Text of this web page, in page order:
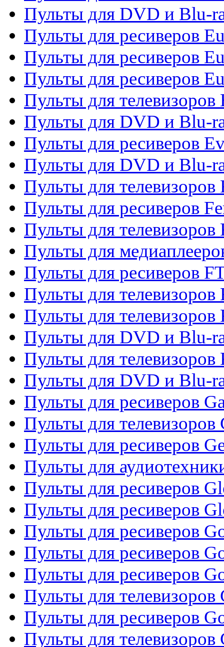
Пульты для DVD и Blu-
Пульты для ресиверов
Пульты для ресиверов
Пульты для ресиверов
Пульты для телевизоров
Пульты для DVD и Blu-
Пульты для ресиверов
Пульты для DVD и Blu-
Пульты для телевизоров
Пульты для ресиверов
Пульты для
Пульты для
Пульты для ресиверов
Пульты для телевизоров
Пульты для телевизоров
Пульты для DVD и Blu-
Пульты для телевизоров
Пульты для DVD и Blu-
Пульты для ресиверов
Пульты для телевизоров
Пульты для ресиверов
Пульты для
Пульты для ресиверов
Пульты для ресиверов
Пульты для ресиверов
Пульты для ресиверов
Пульты для ресиверов
Пульты для телевизоров
Пульты для ресиверов
Пульты для телевизоров